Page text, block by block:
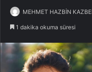
MEHMET HAZBİN
1 dakika okuma süresi